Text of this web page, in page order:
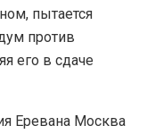
пытается
против
его в сдаче
Еревана Москва